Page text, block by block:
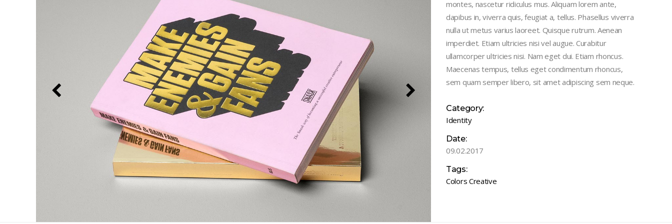
montes, nascetur ridiculus mus. Aliquam lorem ante,
dapibus in, viverra quis, feugiat a, tellus. Phasellus viverra
nulla ut metus varius laoreet. Quisque rutrum. Aenean
imperdiet. Etiam ultricies nisi vel augue. Curabitur
ullamcorper ultricies nisi. Nam eget dui. Etiam rhoncus.
Maecenas tempus, tellus eget condimentum rhoncus,
sem quam semper libero, sit amet adipiscing sem neque.
Category:
Identity
Date:
09.02.2017
Tags:
Colors Creative